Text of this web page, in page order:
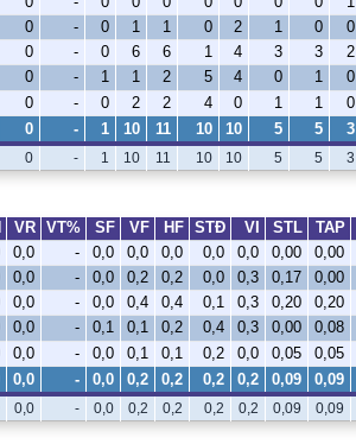
0 - 0 1 1 0 2 1 0 0
0 - 0 6 6 1 4 3 3 2
0 - 1 1 2 5 4 0 1 0
0 - 0 2 2 4 0 1 1 0
0 - 1 10 11 10 10 5 5 3
0 - 1 10 11 10 10 5 5 3
VR VT% SF VF HF STÐ VI STL TAP
0,0 - 0,0 0,0 0,0 0,0 0,0 0,00 0,00
0,0 - 0,0 0,2 0,2 0,0 0,3 0,17 0,00
0,0 - 0,0 0,4 0,4 0,1 0,3 0,20 0,20
0,0 - 0,1 0,1 0,2 0,4 0,3 0,00 0,08
0,0 - 0,0 0,1 0,1 0,2 0,0 0,05 0,05
0,0 - 0,0 0,2 0,2 0,2 0,2 0,09 0,09
0,0 - 0,0 0,2 0,2 0,2 0,2 0,09 0,09